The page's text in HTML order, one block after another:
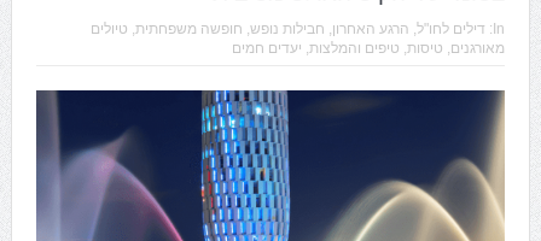
In: דילים לחו"ל, הרגע האחרון חבילות נופש, חופשה משפחתית, טיולים
מאורגנים טיסות, טיפים והמלצות, יעדים חמים